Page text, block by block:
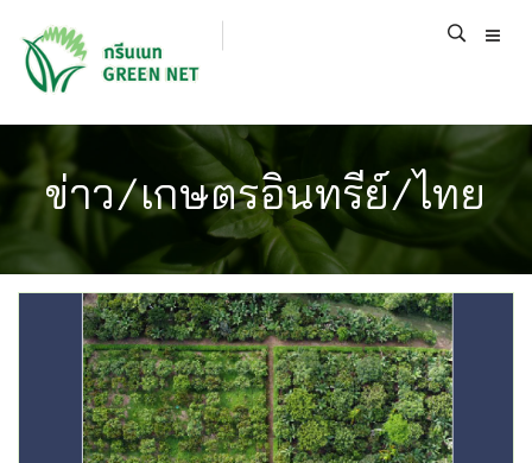
ข่าว/เกษตรอินทรีย์/ไทย